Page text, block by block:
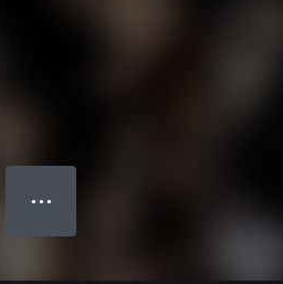
● ● ●